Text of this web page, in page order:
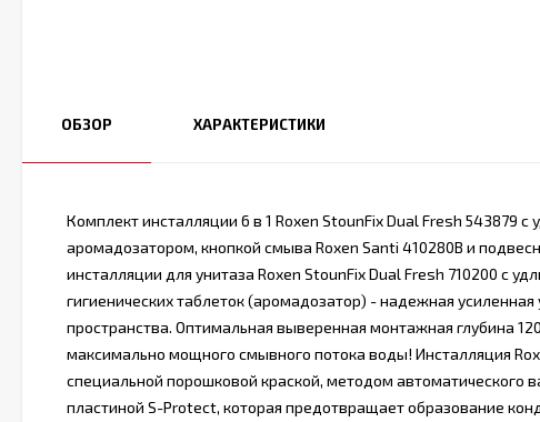
ОБЗОР ХАРАКТЕРИСТИКИ
Комплект инсталляции 6 в 1 Roxen StounFix Dual Fresh 543879
аромадозатором, кнопкой смыва Roxen Santi 410280B ​и
инсталляции для унитаза Roxen StounFix Dual Fresh 710200 с
гигиенических таблеток (аромадозатор) - надежная
пространства. Оптимальная выверенная монтажная глубина
максимально мощного смывного потока воды! Инсталляция
специальной порошковой краской, методом
пластиной S-Protect, которая предотвращает образование